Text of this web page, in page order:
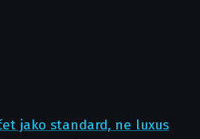
jako standard, ne luxus